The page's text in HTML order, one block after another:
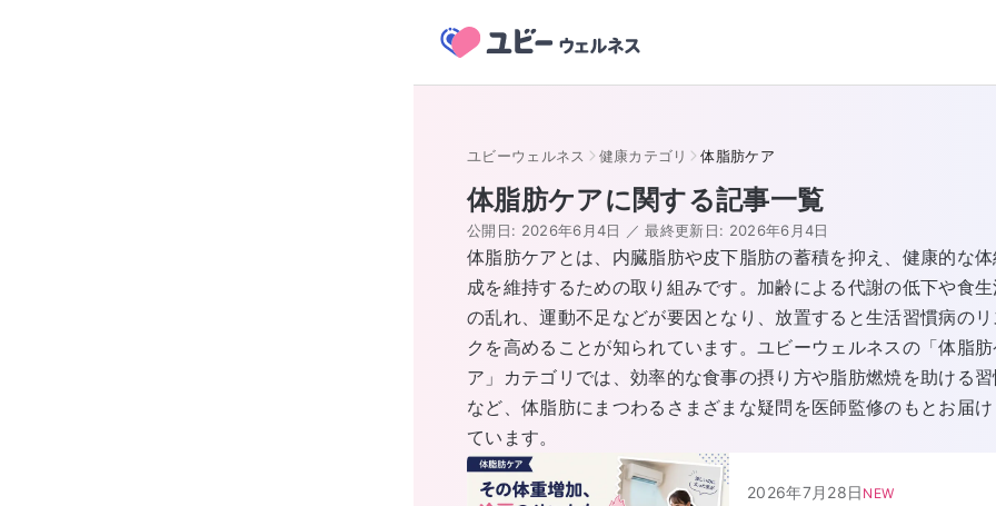
ユビーウェルネス 健康カテゴリ 体脂肪ケア
体脂肪ケアに関する記事一覧
公開日: 2026年6月4日 ／最終更新日: 2026年6月4日
体脂肪ケアとは、内臓脂肪や皮下脂肪の蓄積を抑え、健康的な
成を維持するための取り組みです。加齢による代謝の低下や食
の乱れ、運動不足などが要因となり、放置すると生活習慣病の
クを高めることが知られています。ユビーウェルネスの「体脂
ア」カテゴリでは、効率的な食事の摂り方や脂肪燃焼を助ける
など、体脂肪にまつわるさまざまな疑問を医師監修のもとお届
ています。
2026年7月28日 NEW